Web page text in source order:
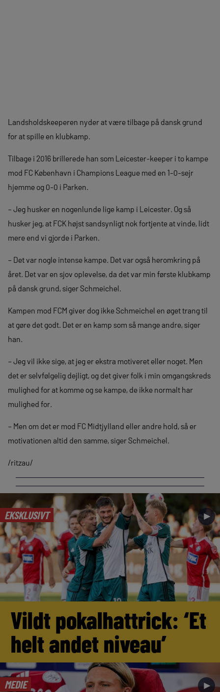
Landsholdskeeperen nyder at være tilbage på dansk grund
for at spille en klubkamp.
Tilbage i 2016 brillerede han som Leicester-keeper i to kampe
mod FC København i Champions League med en 1-0-sejr
hjemme og 0-0 i Parken.
– Jeg husker en nogenlunde lige kamp i Leicester. Og så
husker jeg, at FCK højst sandsynligt nok fortjente at vinde, lidt
mere end vi gjorde i Parken.
– Det var nogle intense kampe. Det var også heromkring på
året. Det var en sjov oplevelse, da det var min første klubkamp
på dansk grund, siger Schmeichel.
Kampen mod FCM giver dog ikke Schmeichel en øget trang til
at gøre det godt. Det er en kamp som så mange andre, siger
han.
– Jeg vil ikke sige, at jeg er ekstra motiveret eller noget. Men
det er selvfølgelig dejligt, og det giver folk i min omgangskreds
mulighed for at komme og se kampe, de ikke normalt har
mulighed for.
– Men om det er mod FC Midtjylland eller andre hold, så er
motivationen altid den samme, siger Schmeichel.
/ritzau/
EKSKLUSIVT ►
Vildt pokalhattrick: ‘Et
helt andet niveau’
MEDIE ►